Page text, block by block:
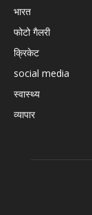
भारत
फोटो गैलरी
क्रिकेट
social media
स्वास्थ्य
व्यापार